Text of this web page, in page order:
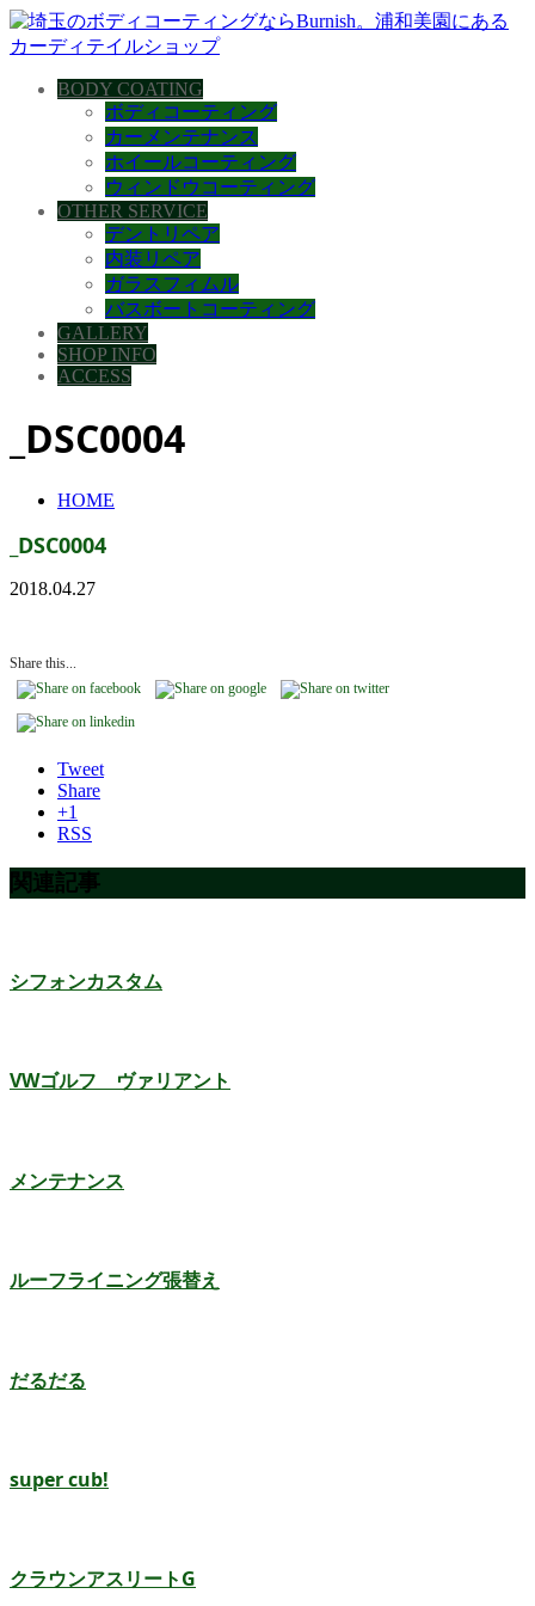
BODY COATING
ボディコーティング
カーメンテナンス
ホイールコーティング
ウィンドウコーティング
OTHER SERVICE
デントリペア
内装リペア
ガラスフィムル
バスボートコーティング
GALLERY
SHOP INFO
ACCESS
_DSC0004
HOME
_DSC0004
2018.04.27
Share this...
Tweet
Share
+1
RSS
関連記事
シフォンカスタム
VWゴルフ ヴァリアント
メンテナンス
ルーフライニング張替え
だるだる
super cub!
クラウンアスリートG